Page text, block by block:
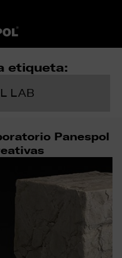
etiqueta:
LAB
Panespol